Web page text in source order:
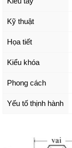
Kỹ thuật
Họa tiết
Kiểu khóa
Phong cách
Yếu tố thịnh hành